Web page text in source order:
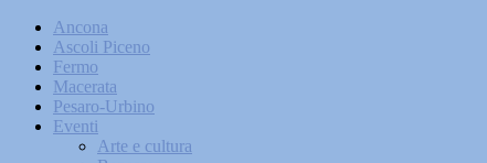
Ancona
Ascoli Piceno
Fermo
Macerata
Pesaro-Urbino
Eventi
Arte e cultura